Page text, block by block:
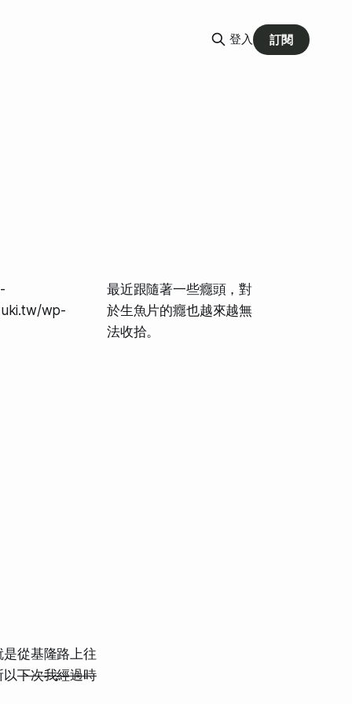
登入 訂閱
wp-
最近跟隨著一些癮頭，對
於生魚片的癮也越來越無
法收拾。
從基隆路上往
以下次我經過時